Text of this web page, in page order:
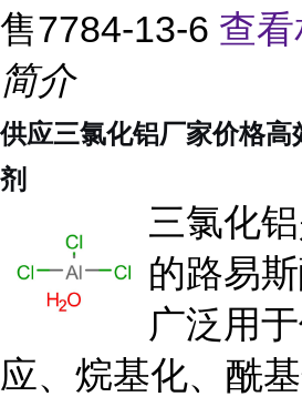
售7784-13-6 查
简介
供应三氯化铝厂家价格高
剂
三氯化
的路易
广泛用
应、烷基化、酰